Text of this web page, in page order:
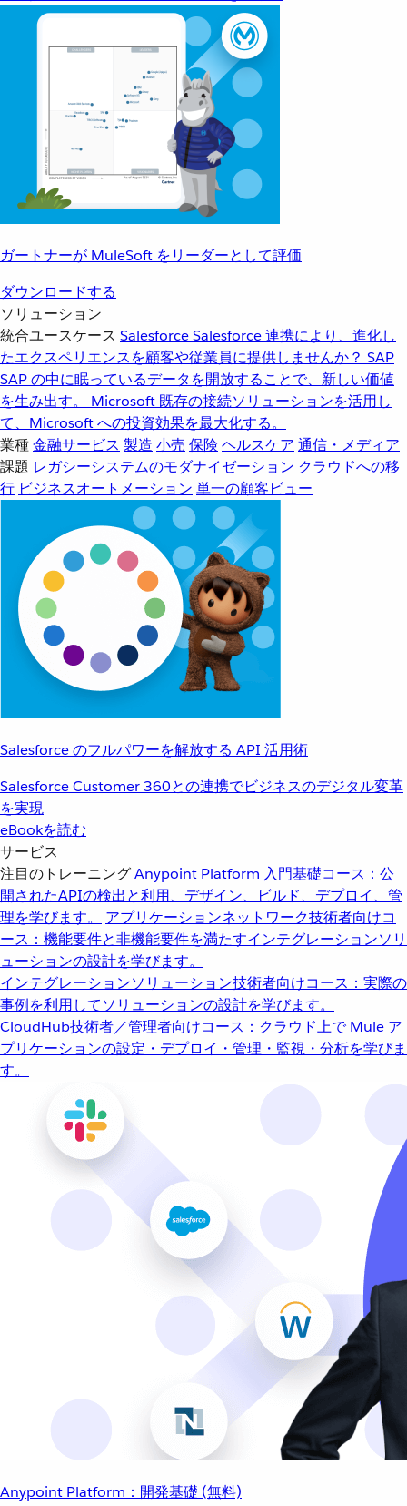
ガートナーが MuleSoft をリーダーとして評価
ダウンロードする
ソリューション
統合ユースケース SalesforceSalesforce 連携により、進化し
たエクスペリエンスを顧客や従業員に提供しませんか？ SAP
SAP の中に眠っているデータを開放することで、新しい価値
を生み出す。
Microsoft 既存の接続ソリューションを活用し
て、Microsoft への投資効果を最大化する。
業種金融サービス 製造 小売 保険 ヘルスケア 通信・メディア
課題 レガシーシステムのモダナイゼーション クラウドへの移
行 ビジネスオートメーション 単一の顧客ビュー
Salesforce のフルパワーを解放する API 活用術
Salesforce Customer 360との連携でビジネスのデジタル変革
を実現
eBookを読む
サービス
注目のトレーニングAnypoint Platform 入門基礎コース：公
開されたAPIの検出と利用、デザイン、ビルド、デプロイ、管
理を学びます。
アプリケーションネットワーク技術者向けコ
ース：機能要件と非機能要件を満たすインテグレーションソリ
ューションの設計を学びます。
インテグレーションソリューション技術者向けコース：実際の
事例を利用してソリューションの設計を学びます。
CloudHub技術者／管理者向けコース：クラウド上で Mule ア
プリケーションの設定・デプロイ・管理・監視・分析を学びま
す。
Anypoint Platform：開発基礎 (無料)